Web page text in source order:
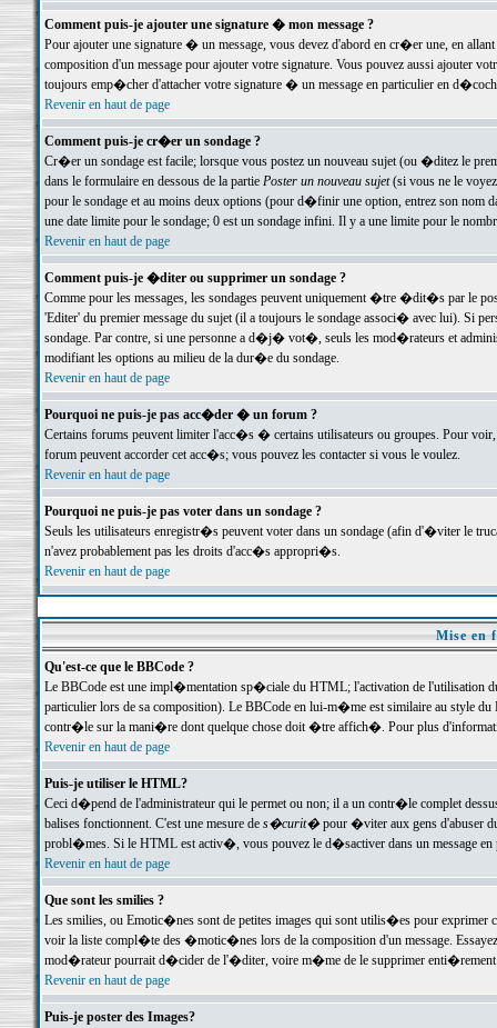
Comment puis-je ajouter une signature � mon message ?
Pour ajouter une signature � un message, vous devez d'abord en cr�er une, en
composition d'un message pour ajouter votre signature. Vous pouvez aussi ajouter
toujours emp�cher d'attacher votre signature � un message en particulier en
Revenir en haut de page
Comment puis-je cr�er un sondage ?
Cr�er un sondage est facile; lorsque vous postez un nouveau sujet (ou �ditez le
dans le formulaire en dessous de la partie Poster un nouveau sujet(si vous ne le voyez
pour le sondage et au moins deux options (pour d�finir une option, entrez son nom
une date limite pour le sondage; 0 est un sondage infini. Il y a une limite pour le
Revenir en haut de page
Comment puis-je �diter ou supprimer un sondage ?
Comme pour les messages, les sondages peuvent uniquement �tre �dit�s par le
'Editer' du premier message du sujet (il a toujours le sondage associ� avec lui). Si
sondage. Par contre, si une personne a d�j� vot�, seuls les mod�rateurs et
modifiant les options au milieu de la dur�e du sondage.
Revenir en haut de page
Pourquoi ne puis-je pas acc�der � un forum ?
Certains forums peuvent limiter l'acc�s � certains utilisateurs ou groupes. Pour
forum peuvent accorder cet acc�s; vous pouvez les contacter si vous le voulez.
Revenir en haut de page
Pourquoi ne puis-je pas voter dans un sondage ?
Seuls les utilisateurs enregistr�s peuvent voter dans un sondage (afin d'�viter le
n'avez probablement pas les droits d'acc�s appropri�s.
Revenir en haut de page
Mise en
Qu'est-ce que le BBCode ?
Le BBCode est une impl�mentation sp�ciale du HTML; l'activation de l'utilisation
particulier lors de sa composition). Le BBCode en lui-m�me est similaire au style
contr�le sur la mani�re dont quelque chose doit �tre affich�. Pour plus
Revenir en haut de page
Puis-je utiliser le HTML?
Ceci d�pend de l'administrateur qui le permet ou non; il a un contr�le complet
balises fonctionnent. C'est une mesure de s�curit�pour �viter aux gens d'abuser
probl�mes. Si le HTML est activ�, vous pouvez le d�sactiver dans un message en
Revenir en haut de page
Que sont les smilies ?
Les smilies, ou Emotic�nes sont de petites images qui sont utilis�es pour exprimer
voir la liste compl�te des �motic�nes lors de la composition d'un message.
mod�rateur pourrait d�cider de l'�diter, voire m�me de le supprimer
Revenir en haut de page
Puis-je poster des Images?